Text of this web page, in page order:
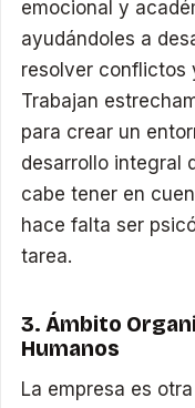
emocional y
ayudándoles a
resolver conflictos
Trabajan
para crear un
desarrollo integral
cabe tener en
hace falta ser
tarea.
3. Ámbito
Humanos
La empresa es